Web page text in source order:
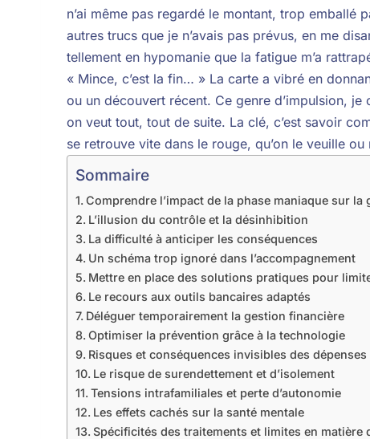
n’ai même pas regardé le montant, trop emballé
autres trucs que je n’avais pas prévus, en me
tellement en hypomanie que la fatigue m’a
« Mince, c’est la fin… » La carte a vibré en
ou un découvert récent. Ce genre d’impulsion,
on veut tout, tout de suite. La clé, c’est savoir
se retrouve vite dans le rouge, qu’on le veuille ou
Sommaire
Comprendre l’impact de la phase maniaque sur la
L’illusion du contrôle et la désinhibition
La difficulté à anticiper les conséquences
Un schéma trop ignoré dans l’accompagnement
Mettre en place des solutions pratiques pour
Le recours aux outils bancaires adaptés
Déléguer temporairement la gestion financière
Optimiser la prévention grâce à la technologie
Risques et conséquences invisibles des
Le risque de surendettement et d’isolement
Tensions intrafamiliales et perte d’autonomie
Les effets cachés sur la santé mentale
Spécificités des traitements et limites en matière